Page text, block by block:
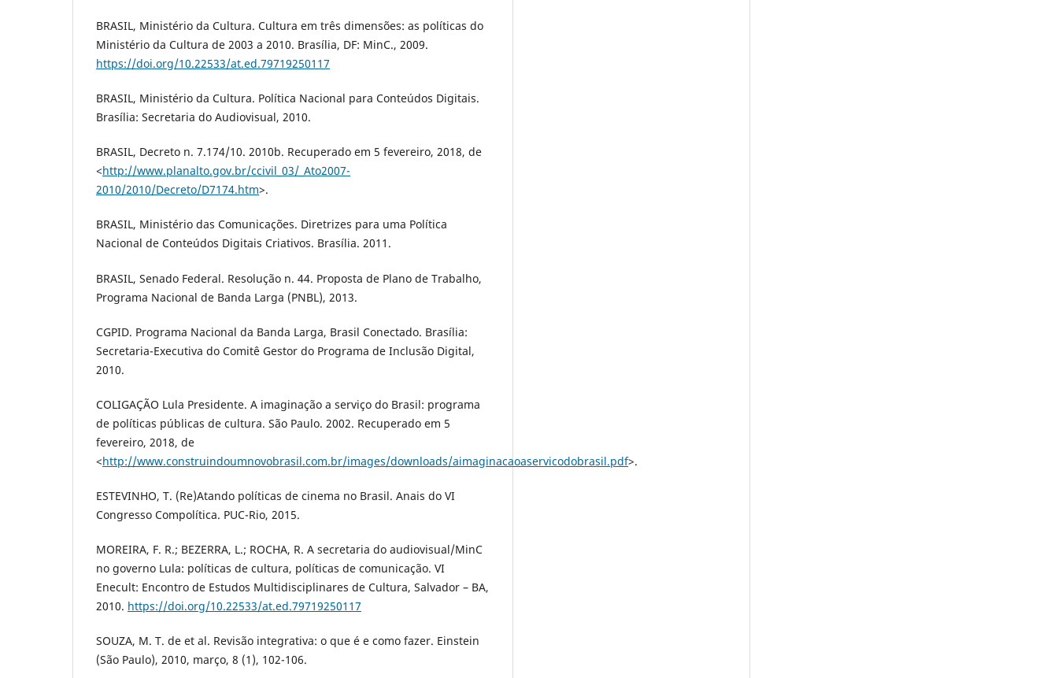
BRASIL, Ministério da Cultura. Cultura em três dimensões: as políticas do
Ministério da Cultura de 2003 a 2010. Brasília, DF: MinC., 2009.
https://doi.org/10.22533/at.ed.79719250117
BRASIL, Ministério da Cultura. Política Nacional para Conteúdos Digitais.
Brasília: Secretaria do Audiovisual, 2010.
BRASIL, Decreto n. 7.174/10. 2010b. Recuperado em 5 fevereiro, 2018, de
<http://www.planalto.gov.br/ccivil_03/_Ato2007-
2010/2010/Decreto/D7174.htm>.
BRASIL, Ministério das Comunicações. Diretrizes para uma Política
Nacional de Conteúdos Digitais Criativos. Brasília. 2011.
BRASIL, Senado Federal. Resolução n. 44. Proposta de Plano de Trabalho,
Programa Nacional de Banda Larga (PNBL), 2013.
CGPID. Programa Nacional da Banda Larga, Brasil Conectado. Brasília:
Secretaria-Executiva do Comitê Gestor do Programa de Inclusão Digital,
2010.
COLIGAÇÃO Lula Presidente. A imaginação a serviço do Brasil: programa
de políticas públicas de cultura. São Paulo. 2002. Recuperado em 5
fevereiro, 2018, de
<http://www.construindoumnovobrasil.com.br/images/downloads/aimaginacaoaservicodobrasil.pdf>.
ESTEVINHO, T. (Re)Atando políticas de cinema no Brasil. Anais do VI
Congresso Compolítica. PUC-Rio, 2015.
MOREIRA, F. R.; BEZERRA, L.; ROCHA, R. A secretaria do audiovisual/MinC
no governo Lula: políticas de cultura, políticas de comunicação. VI
Enecult: Encontro de Estudos Multidisciplinares de Cultura, Salvador – BA,
2010. https://doi.org/10.22533/at.ed.79719250117
SOUZA, M. T. de et al. Revisão integrativa: o que é e como fazer. Einstein
(São Paulo), 2010, março, 8 (1), 102-106.